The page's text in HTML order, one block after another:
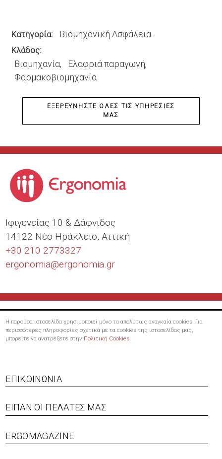
Κατηγορία Βιομηχανική Ασφάλεια
Κλάδος
Βιομηχανία
Ελαφριά παραγωγή
Φαρμακοβιομηχανία
ΕΞΕΡΕΥΝΉΣΤΕ ΌΛΕΣ ΤΙΣ ΥΠΗΡΕΣΊΕΣ
ΜΑΣ
Ιφιγενείας 10 & Δάφνιδος
14122 Νέο Ηράκλειο, Αττική
+30 210 2773327
ergonomia@ergonomia.gr
Η παρούσα ιστοσελίδα χρησιμοποιεί μόνο τα απολύτως αναγκαία cookies. Για
περισσότερες πληροφορίες σχετικά με τα cookies της ιστοσελίδας μας,
μπορείτε να ανατρέξετε στην Πολιτική Cookies.
Footer
menu
ΕΠΙΚΟΙΝΩΝΊΑ
ΕΊΠΑΝ ΟΙ ΠΕΛΆΤΕΣ ΜΑΣ
ERGOMAGAZINE